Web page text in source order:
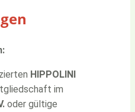
HIPPOLINI
im
oder gültige